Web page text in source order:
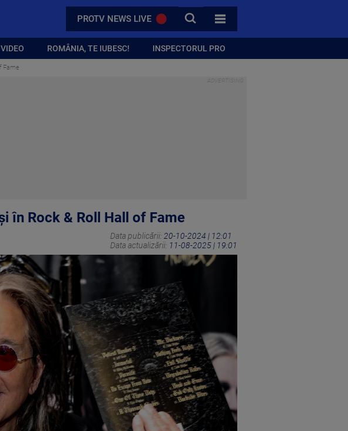
PROTV NEWS LIVE CAUTA
TOATE CATEGORIILE
VIDEO ROMÂNIA, TE IUBESC! INSPECTORUL PRO
Fame
în Rock & Roll Hall of Fame
Data publicării: 20-10-2024 | 12:01
Data actualizării: 11-08-2025 | 19:01